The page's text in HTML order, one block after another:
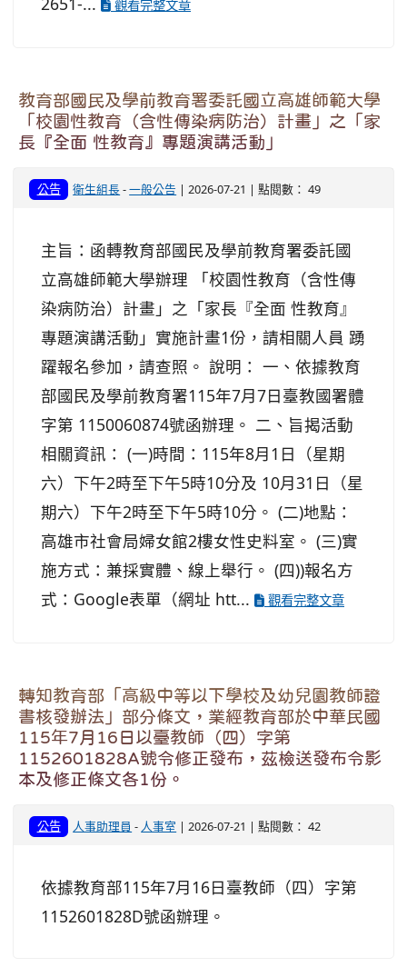
觀看完整文章
教育部國民及學前教育署委託國立高雄師範大學
「校園性教育（含性傳染病防治）計畫」之「家
長『全面 性教育』專題演講活動」
公告 衛生組長-一般公告 | 2026-07-21 | 點閱數： 49
主旨：函轉教育部國民及學前教育署委託國
立高雄師範大學辦理 「校園性教育（含性傳
染病防治）計畫」之「家長『全面 性教育』
專題演講活動」實施計畫1份，請相關人員 踴
躍報名參加，請查照。 說明： 一、依據教育
部國民及學前教育署115年7月7日臺教國署體
字第 1150060874號函辦理。 二、旨揭活動
相關資訊： (一)時間：115年8月1日（星期
六）下午2時至下午5時10分及 10月31日（星
期六）下午2時至下午5時10分。 (二)地點：
高雄市社會局婦女館2樓女性史料室。 (三)實
施方式：兼採實體、線上舉行。 (四))報名方
式：Google表單（網址 htt...
觀看完整文章
轉知教育部「高級中等以下學校及幼兒園教師證
書核發辦法」部分條文，業經教育部於中華民國
115年7月16日以臺教師（四）字第
1152601828A號令修正發布，茲檢送發布令影
本及修正條文各1份。
公告 人事助理員 - 人事室 | 2026-07-21 | 點閱數： 42
依據教育部115年7月16日臺教師（四）字第
1152601828D號函辦理。